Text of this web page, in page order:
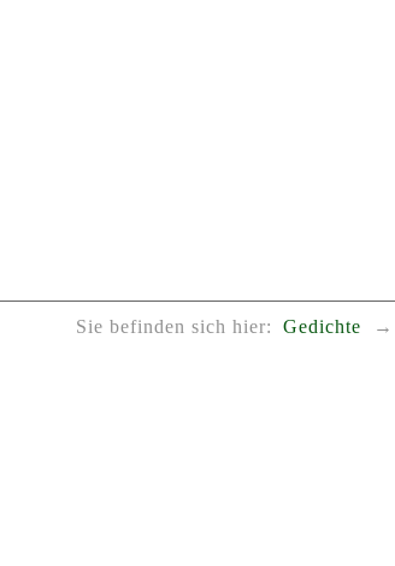
Sie befinden sich hier: Gedichte